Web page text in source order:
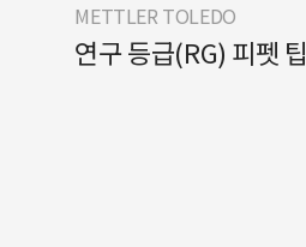
METTLER TOLEDO
연구 등급(RG) 피펫 팁